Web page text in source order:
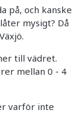
på, och kanske
mysigt? Då
till vädret.
mellan 0 - 4
varför inte